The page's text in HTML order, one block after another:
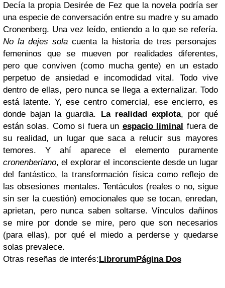
Decía la propia Desirée de Fez que la novela podría ser
una especie de conversación entre su madre y su amado
Cronenberg. Una vez leído, entiendo a lo que se refería.
No la dejes sola cuenta la historia de tres personajes
femeninos que se mueven por realidades diferentes,
pero que conviven (como mucha gente) en un estado
perpetuo de ansiedad e incomodidad vital. Todo vive
dentro de ellas, pero nunca se llega a externalizar. Todo
está latente. Y, ese centro comercial, ese encierro, es
donde bajan la guardia. La realidad explota, por qué
están solas. Como si fuera un espacio liminal fuera de
su realidad, un lugar que saca a relucir sus mayores
temores. Y ahí aparece el elemento puramente
cronenberiano, el explorar el inconsciente desde un lugar
del fantástico, la transformación física como reflejo de
las obsesiones mentales. Tentáculos (reales o no, sigue
sin ser la cuestión) emocionales que se tocan, enredan,
aprietan, pero nunca saben soltarse. Vínculos dañinos
se mire por donde se mire, pero que son necesarios
(para ellas), por qué el miedo a perderse y quedarse
solas prevalece.
Otras reseñas de interés:LibrorumPágina Dos